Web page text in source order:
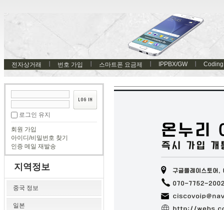
전자상거래 번호 가입 스마트폰 요금제 IPPBX/GW Coding
로그인 유지
회원 가입
아이디/비밀번호 찾기
인증 메일 재발송
지역정보
중국 정보
일본